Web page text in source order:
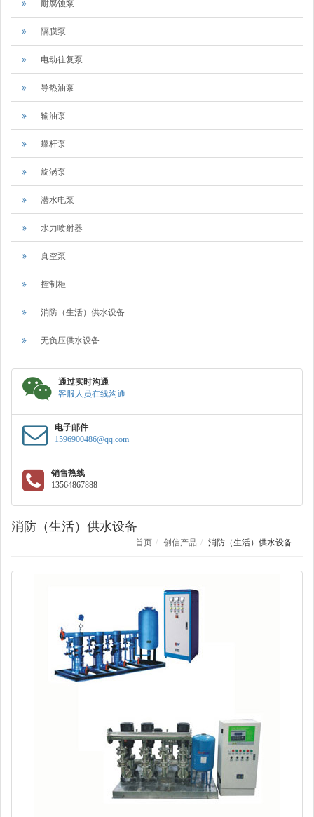
耐腐蚀泵
隔膜泵
电动往复泵
导热油泵
输油泵
螺杆泵
旋涡泵
潜水电泵
水力喷射器
真空泵
控制柜
消防（生活）供水设备
无负压供水设备
通过实时沟通
客服人员在线沟通
电子邮件
1596900486@qq.com
销售热线
13564867888
消防（生活）供水设备
首页 创信产品 消防（生活）供水设备